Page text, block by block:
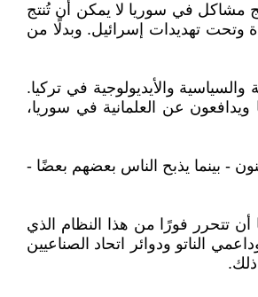
مشاكل في سوريا لا يمكن أن تُنتج
وتحت تهديدات إسرائيل. وبدلًا من
والأيديولوجية في تركيا.
عن العلمانية في سوريا،
- بينما يذبح الناس بعضهم بعضًا -
أن تتحرر فورًا من هذا النظام الذي
الناتو ودوائر اتحاد الصناعيين